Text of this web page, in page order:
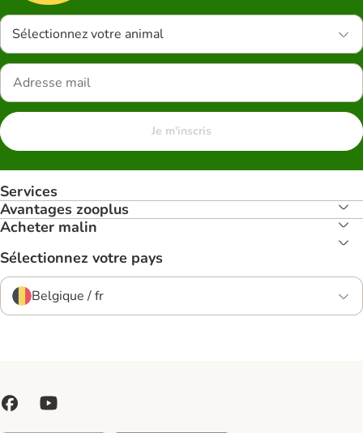
Sélectionnez votre animal
Je m'inscris
Services
Avantages zooplus
Acheter malin
Sélectionnez votre pays
Belgique / fr